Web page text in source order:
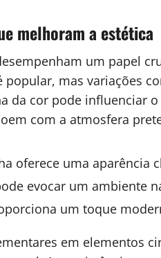
melhoram a estética
um papel
mas variações
da cor pode influenciar
com a atmosfera
oferece uma aparência
evocar um ambiente
um toque
em elementos